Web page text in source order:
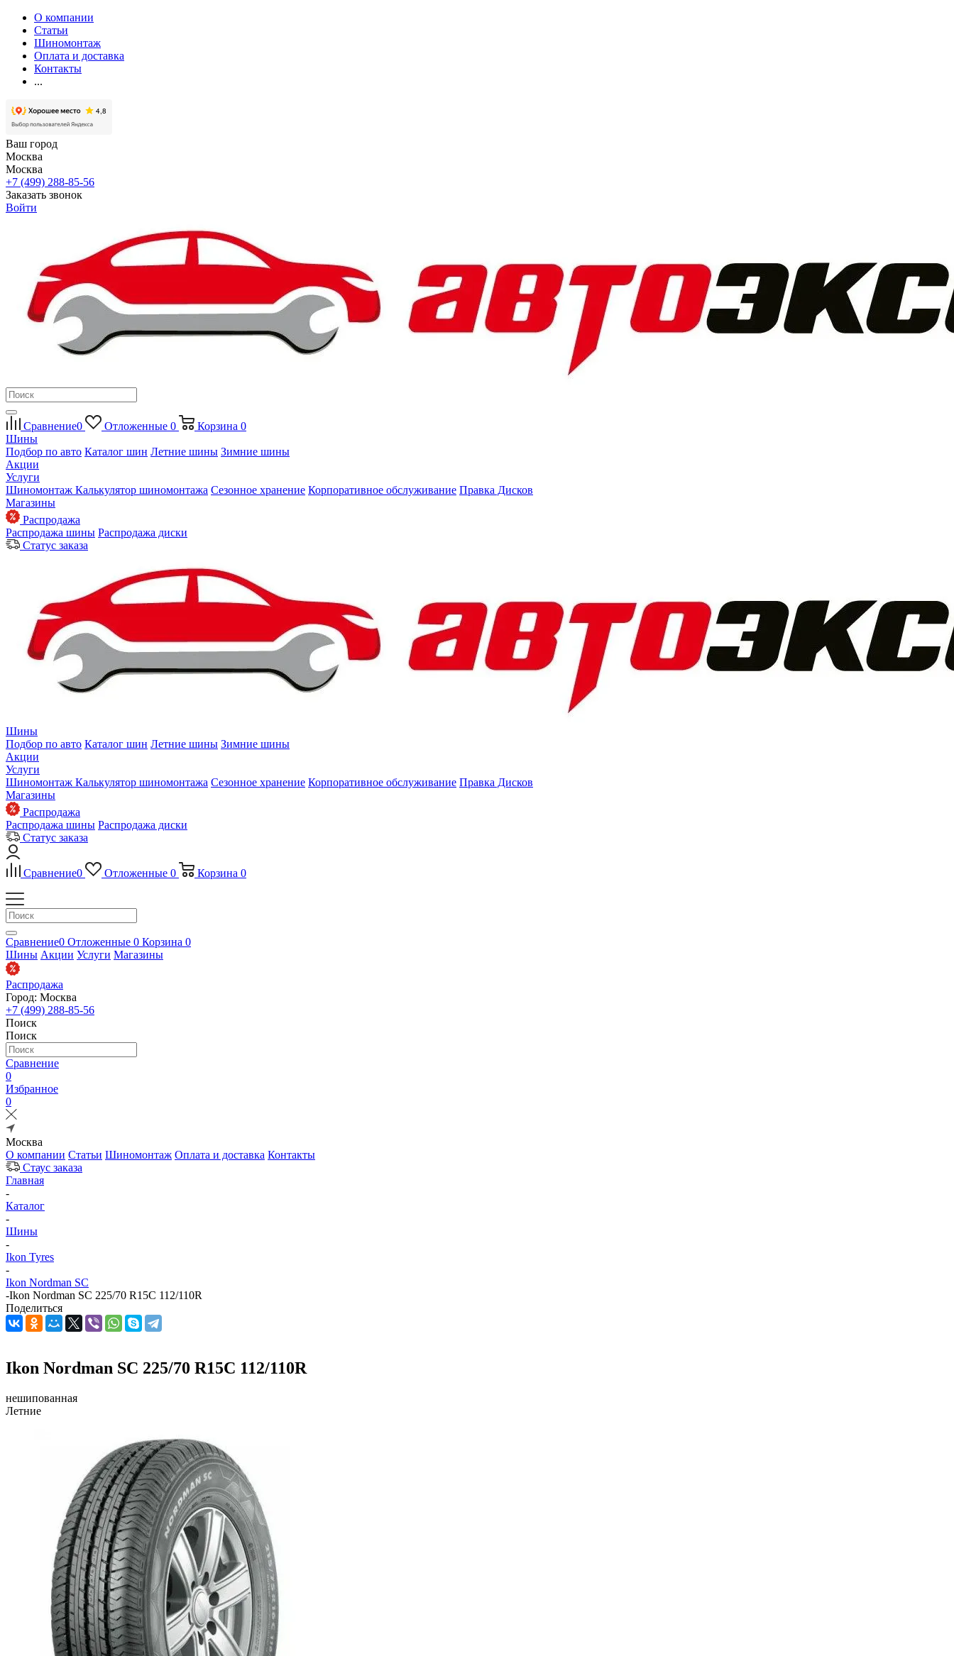
О компании
Статьи
Шиномонтаж
Оплата и доставка
Контакты
...
Ваш город
Москва
Москва
+7 (499) 288-85-56
Заказать звонок
Войти
Сравнение0 Отложенные 0 Корзина 0
Шины
Подбор по авто Каталог шин Летние шины Зимние шины
Акции
Услуги
Шиномонтаж Калькулятор шиномонтажа Сезонное хранение Корпоративное обслуживание Правка Дисков
Магазины
Распродажа
Распродажа шины Распродажа диски
Статус заказа
Шины
Подбор по авто Каталог шин Летние шины Зимние шины
Акции
Услуги
Шиномонтаж Калькулятор шиномонтажа Сезонное хранение Корпоративное обслуживание Правка Дисков
Магазины
Распродажа
Распродажа шины Распродажа диски
Статус заказа
Сравнение0 Отложенные 0 Корзина 0
Сравнение0 Отложенные 0 Корзина 0
Шины Акции Услуги Магазины
Распродажа
Город: Москва
+7 (499) 288-85-56
Поиск
Поиск
Сравнение
0
Избранное
0
Москва
О компании Статьи Шиномонтаж Оплата и доставка Контакты
Стаус заказа
Главная
-
Каталог
-
Шины
-
Ikon Tyres
-
Ikon Nordman SC
-Ikon Nordman SC 225/70 R15C 112/110R
Поделиться
Ikon Nordman SC 225/70 R15C 112/110R
нешипованная
Летние